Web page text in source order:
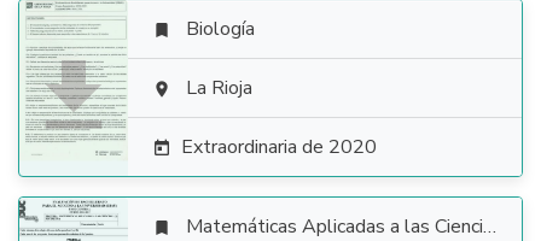

 Biología
 La Rioja
 Extraordinaria de 2020
 Matemáticas Aplicadas a las Ciencias Sociales